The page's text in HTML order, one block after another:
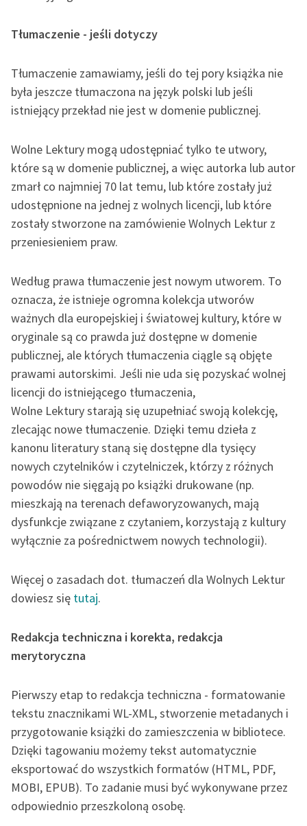
Zasady wykorzystania
Logotypy
Materiały promocyjne
Regulamin biblioteki
Dane fundacji i
sprawozdania finansowe
Regulamin darowizn
Informacja o treściach
Deklaracja dostępności
Tłumaczenie - jeśli dotyczy
Tłumaczenie zamawiamy, jeśli do tej pory książka nie
była jeszcze tłumaczona na język polski lub jeśli
istniejący przekład nie jest w domenie publicznej.
Wolne Lektury mogą udostępniać tylko te utwory,
które są w domenie publicznej, a więc autorka lub autor
zmarł co najmniej 70 lat temu, lub które zostały już
udostępnione na jednej z wolnych licencji, lub które
zostały stworzone na zamówienie Wolnych Lektur z
przeniesieniem praw.
Według prawa tłumaczenie jest nowym utworem. To
oznacza, że istnieje ogromna kolekcja utworów
ważnych dla europejskiej i światowej kultury, które w
oryginale są co prawda już dostępne w domenie
publicznej, ale których tłumaczenia ciągle są objęte
prawami autorskimi. Jeśli nie uda się pozyskać wolnej
licencji do istniejącego tłumaczenia,
Wolne Lektury starają się uzupełniać swoją kolekcję,
zlecając nowe tłumaczenie. Dzięki temu dzieła z
kanonu literatury staną się dostępne dla tysięcy
nowych czytelników i czytelniczek, którzy z różnych
powodów nie sięgają po książki drukowane (np.
mieszkają na terenach defaworyzowanych, mają
dysfunkcje związane z czytaniem, korzystają z kultury
wyłącznie za pośrednictwem nowych technologii).
Więcej o zasadach dot. tłumaczeń dla Wolnych Lektur
dowiesz się tutaj.
Redakcja techniczna i korekta, redakcja
merytoryczna
Pierwszy etap to redakcja techniczna - formatowanie
tekstu znacznikami WL-XML, stworzenie metadanych i
przygotowanie książki do zamieszczenia w bibliotece.
Dzięki tagowaniu możemy tekst automatycznie
eksportować do wszystkich formatów (HTML, PDF,
MOBI, EPUB). To zadanie musi być wykonywane przez
odpowiednio przeszkoloną osobę.